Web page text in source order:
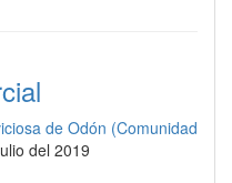
de Odón (Comunidad
del 2019